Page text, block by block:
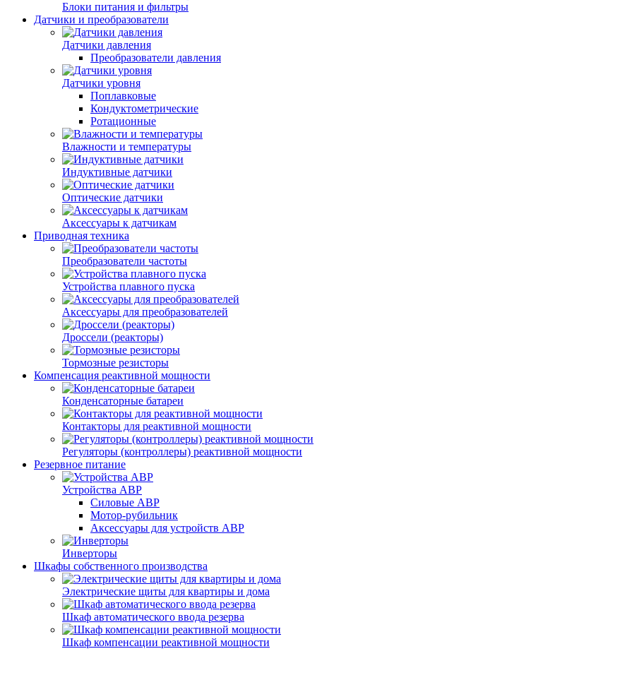
Блоки питания и фильтры
Датчики и преобразователи
Датчики давления
Преобразователи давления
Датчики уровня
Поплавковые
Кондуктометрические
Ротационные
Влажности и температуры
Индуктивные датчики
Оптические датчики
Аксессуары к датчикам
Приводная техника
Преобразователи частоты
Устройства плавного пуска
Аксессуары для преобразователей
Дроссели (реакторы)
Тормозные резисторы
Компенсация реактивной мощности
Конденсаторные батареи
Контакторы для реактивной мощности
Регуляторы (контроллеры) реактивной мощности
Резервное питание
Устройства АВР
Силовые АВР
Мотор-рубильник
Аксессуары для устройств АВР
Инверторы
Шкафы собственного производства
Электрические щиты для квартиры и дома
Шкаф автоматического ввода резерва
Шкаф компенсации реактивной мощности